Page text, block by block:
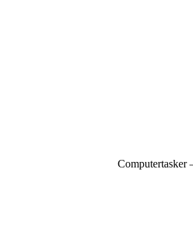
Computertasker